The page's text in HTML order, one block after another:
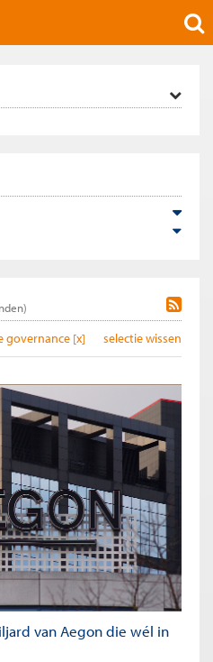
selectie wissen
governance [x]
van Aegon die wél in